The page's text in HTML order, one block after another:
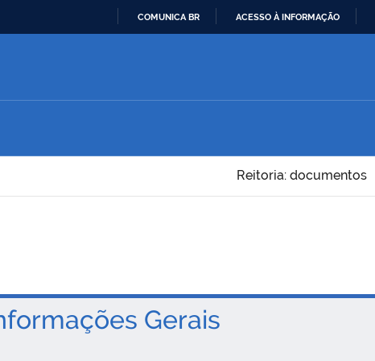
CONTEÚDO
COMUNICA BR ACESSO À INFORMAÇÃO
Reitoria: documentos
Gerais